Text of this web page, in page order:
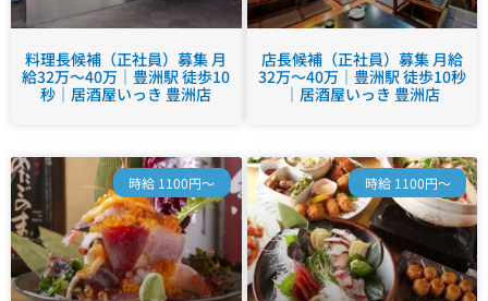
料理長候補（正社員）募集 月
給32万～40万｜豊洲駅 徒歩10
秒｜居酒屋いっき 豊洲店
店長候補（正社員）募集 月給
32万～40万｜豊洲駅 徒歩10秒
｜居酒屋いっき 豊洲店
時給 1100円～ 時給 1100円～